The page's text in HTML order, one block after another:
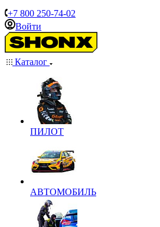
+7 800 250-74-02
Войти
Каталог
ПИЛОТ
АВТОМОБИЛЬ